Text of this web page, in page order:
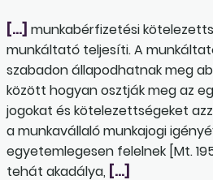
[…] munkabérfizetési
munkáltató teljesíti. A
szabadon állapodhatnak meg
között hogyan osztják meg az
jogokat és kötelezettségeket
a munkavállaló munkajogi
egyetemlegesen felelnek [Mt.
tehát akadálya, […]